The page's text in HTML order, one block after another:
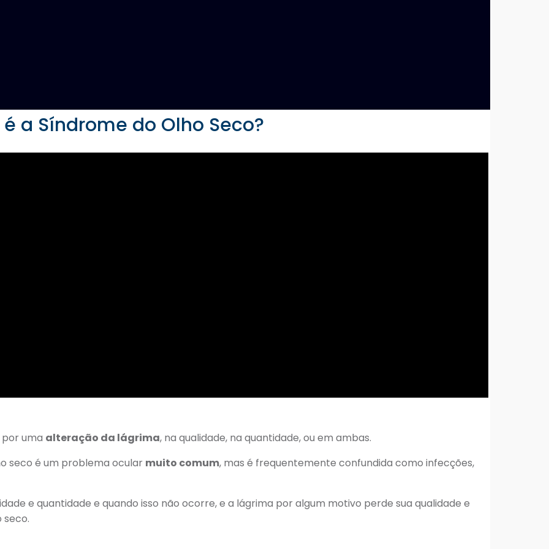
a Síndrome do Olho Seco?
uma alteração da lágrima, na qualidade, na quantidade, ou em ambas.
seco é um problema ocular muito comum, mas é frequentemente confundida como infecções,
e quantidade e quando isso não ocorre, e a lágrima por algum motivo perde sua qualidade e
seco.